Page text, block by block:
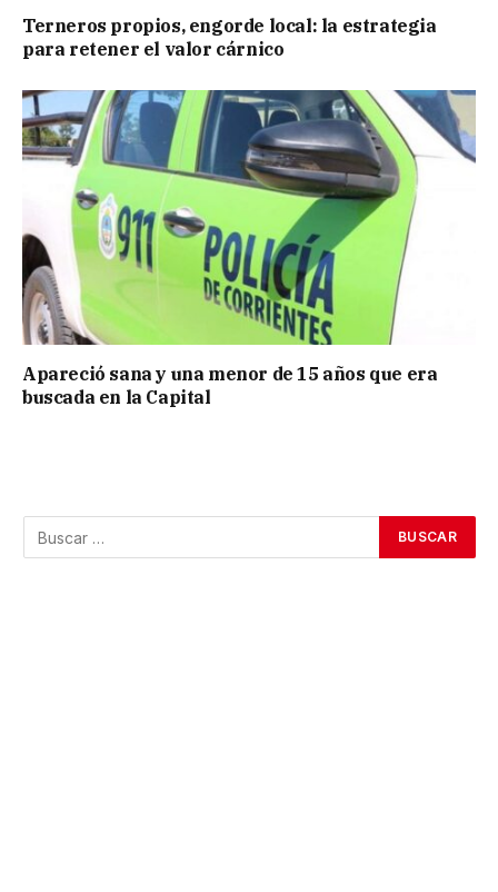
Terneros propios, engorde local: la estrategia
para retener el valor cárnico
Apareció sana y una menor de 15 años que era
buscada en la Capital